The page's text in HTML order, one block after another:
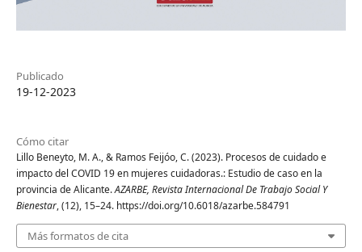
Publicado
19-12-2023
Cómo citar
Lillo Beneyto, M. A., & Ramos Feijóo, C. (2023). Procesos de cuidado e
impacto del COVID 19 en mujeres cuidadoras.: Estudio de caso en la
provincia de Alicante.AZARBE, Revista Internacional De Trabajo Social Y
Bienestar, (12), 15–24. https://doi.org/10.6018/azarbe.584791
Más formatos de cita